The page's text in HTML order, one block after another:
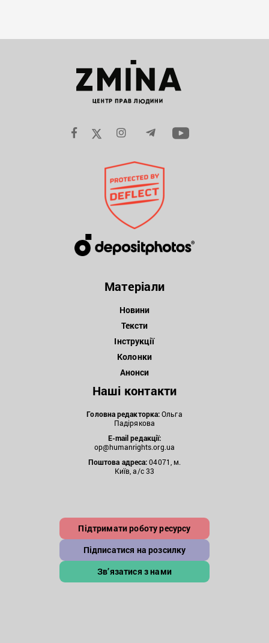
Матеріали
Новини
Тексти
Інструкції
Колонки
Анонси
Наші контакти
Головна редакторка:Ольга
Падірякова
E-mail редакції:
op@humanrights.org.ua
Поштова адреса:04071, м.
Київ, а/с 33
Підтримати роботу ресурсу
Підписатися на розсилку
Зв’язатися з нами